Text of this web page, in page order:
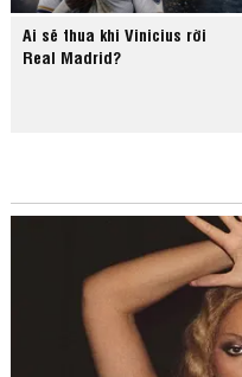
Ai sẽ thua khi Vinicius rời
Real Madrid?